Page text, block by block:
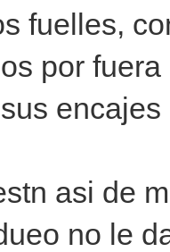
fuelles,
por
asi de
no le